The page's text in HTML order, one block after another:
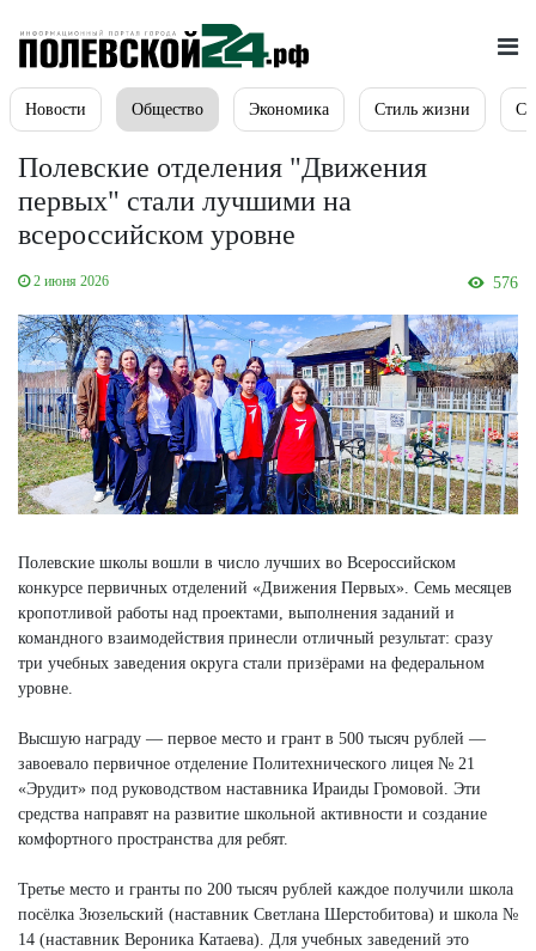
Новости Общество Экономика Стиль жизни
Полевские отделения "Движения
первых" стали лучшими на
всероссийском уровне
2 июня 2026 576
Полевские школы вошли в число лучших во Всероссийском
конкурсе первичных отделений «Движения Первых». Семь месяцев
кропотливой работы над проектами, выполнения заданий и
командного взаимодействия принесли отличный результат: сразу
три учебных заведения округа стали призёрами на федеральном
уровне.
Высшую награду — первое место и грант в 500 тысяч рублей —
завоевало первичное отделение Политехнического лицея № 21
«Эрудит» под руководством наставника Ираиды Громовой. Эти
средства направят на развитие школьной активности и создание
комфортного пространства для ребят.
Третье место и гранты по 200 тысяч рублей каждое получили школа
посёлка Зюзельский (наставник Светлана Шерстобитова) и школа №
14 (наставник Вероника Катаева). Для учебных заведений это